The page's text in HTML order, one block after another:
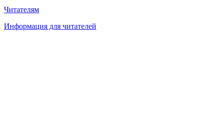
Читателям
Информация для читателей